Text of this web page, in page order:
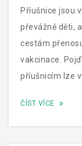
Příušnice jsou
převážně děti,
cestám
vakcinace.
příušnicím lze
ČÍST VÍCE